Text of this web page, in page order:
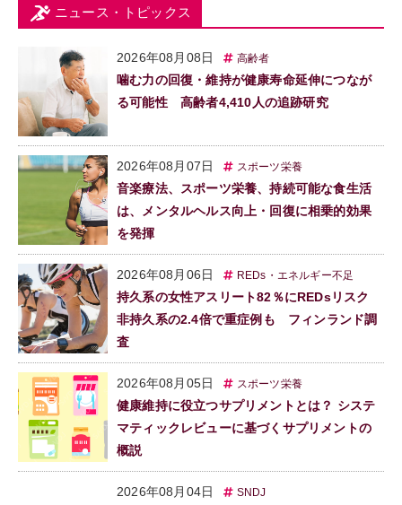
ニュース・トピックス
2026年08月08日 高齢者
噛む力の回復・維持が健康寿命延伸につなが
る可能性 高齢者4,410人の追跡研究
2026年08月07日 スポーツ栄養
音楽療法、スポーツ栄養、持続可能な食生活
は、メンタルヘルス向上・回復に相乗的効果
を発揮
2026年08月06日 REDs・エネルギー不足
持久系の女性アスリート82％にREDsリスク
非持久系の2.4倍で重症例も フィンランド調
査
2026年08月05日 スポーツ栄養
健康維持に役立つサプリメントとは？ システ
マティックレビューに基づくサプリメントの
概説
2026年08月04日 SNDJ